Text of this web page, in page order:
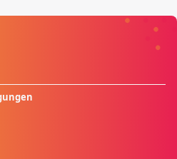
gehen getrennte Wege,